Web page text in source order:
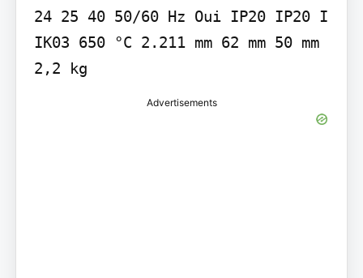
24 25 40 50/60 Hz Oui IP20 IP20 I
IK03 650 °C 2.211 mm 62 mm 50 mm
2,2 kg
Advertisements